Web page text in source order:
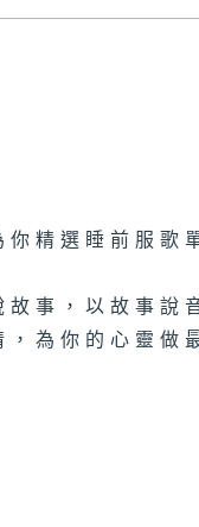
精選睡前服歌
事，以故事說
為你的心靈做